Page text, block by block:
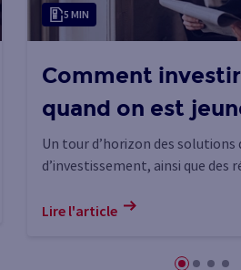
5 MIN
Comment
quand on est
Un tour d’horizon des solutions
d’investissement, ainsi que des
Lire l'article